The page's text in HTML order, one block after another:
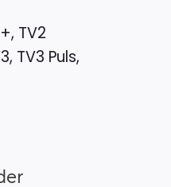
TV2
TV3 Puls,